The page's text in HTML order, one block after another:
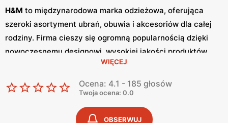
H&M to międzynarodowa marka odzieżowa, oferująca
szeroki asortyment ubrań, obuwia i akcesoriów dla całej
rodziny. Firma cieszy się ogromną popularnością dzięki
nowoczesnemu designowi, wysokiej jakości produktów
niskim cenom. Klienci cenią sobie
promocje
, które umożliwiają zakup
modnych ubrań w korzystnych cenach. Jednym z
kluczowych elementów strategii marketingowej
regularnie wydawane
gazetki promocyjne
WIĘCEJ
Ocena: 4.1 - 185 głosów
Twoja ocena: 0.0
OBSERWUJ